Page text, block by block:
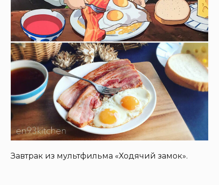
Завтрак из мультфильма «Ходячий замок».